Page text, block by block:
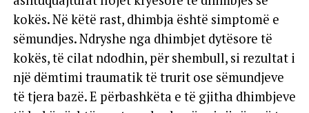
kokës. Në këtë rast, dhimbja është simptomë e
sëmundjes. Ndryshe nga dhimbjet dytësore të
kokës, të cilat ndodhin, për shembull, si rezultat i
një dëmtimi traumatik të trurit ose sëmundjeve
të tjera bazë. E përbashkëta e të gjitha dhimbjeve